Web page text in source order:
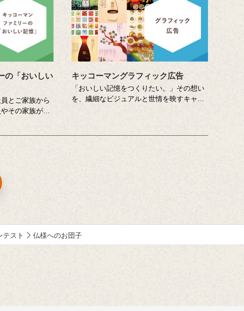
の「おいしい
とご家族から
その家族が自
キッコーマングラフィック広告
「おいしい記憶をつくりたい。」その想い
を、繊細なビジュアルと世情を映すキャッ
テスト 仏様へのお団子